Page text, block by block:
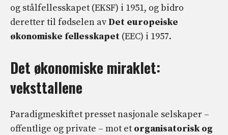
og stålfellesskapet (EKSF) i 1951, og bidro
deretter til fødselen avDet europeiske
økonomiske fellesskapet (EEC) i 1957.
Det økonomiske miraklet:
veksttallene
Paradigmeskiftet presset nasjonale selskaper –
offentlige og private – mot et organisatorisk og